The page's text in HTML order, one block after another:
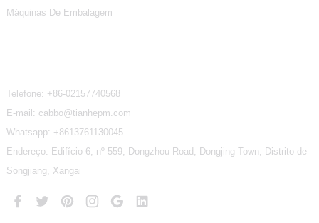
Máquinas De Embalagem
Telefone: +86-02157740568
E-mail: cabbo@tianhepm.com
Whatsapp: +8613761130045
Endereço: Edifício 6, nº 559, Dongzhou Road, Dongjing Town, Distrito de
Songjiang, Xangai